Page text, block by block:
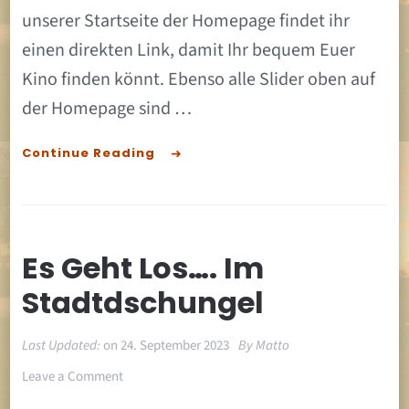
unserer Startseite der Homepage findet ihr
einen direkten Link, damit Ihr bequem Euer
Kino finden könnt. Ebenso alle Slider oben auf
der Homepage sind …
Continue Reading
Es Geht Los…. Im
Stadtdschungel
Last Updated:on24. September 2023 ByMatto
Leave a Commenton